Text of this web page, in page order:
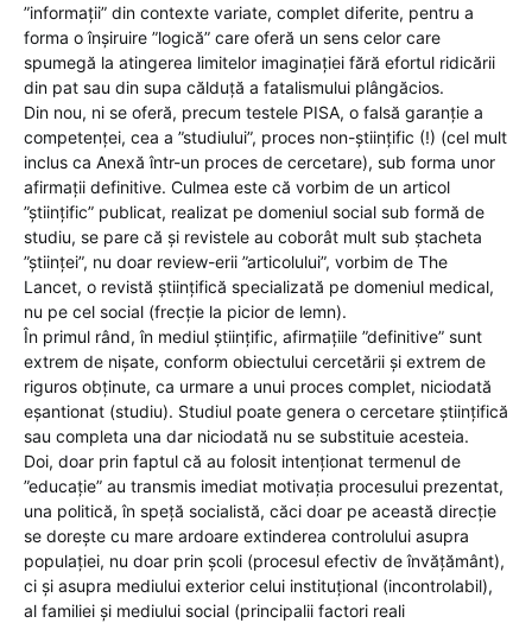
”informații” din contexte variate, complet diferite, pentru a
forma o înșiruire ”logică” care oferă un sens celor care
spumegă la atingerea limitelor imaginației fără efortul ridicării
din pat sau din supa călduță a fatalismului plângăcios.
Din nou, ni se oferă, precum testele PISA, o falsă garanție a
competenței, cea a ”studiului”, proces non-științific (!) (cel mult
inclus ca Anexă într-un proces de cercetare), sub forma unor
afirmații definitive. Culmea este că vorbim de un articol
”științific” publicat, realizat pe domeniul social sub formă de
studiu, se pare că și revistele au coborât mult sub ștacheta
”științei”, nu doar review-erii ”articolului”, vorbim de The
Lancet, o revistă științifică specializată pe domeniul medical,
nu pe cel social (frecție la picior de lemn).
În primul rând, în mediul științific, afirmațiile ”definitive” sunt
extrem de nișate, conform obiectului cercetării și extrem de
riguros obținute, ca urmare a unui proces complet, niciodată
eșantionat (studiu). Studiul poate genera o cercetare științifică
sau completa una dar niciodată nu se substituie acesteia.
Doi, doar prin faptul că au folosit intenționat termenul de
”educație” au transmis imediat motivația procesului prezentat,
una politică, în speță socialistă, căci doar pe această direcție
se dorește cu mare ardoare extinderea controlului asupra
populației, nu doar prin școli (procesul efectiv de învățământ),
ci și asupra mediului exterior celui instituțional (incontrolabil),
al familiei și mediului social (principalii factori reali